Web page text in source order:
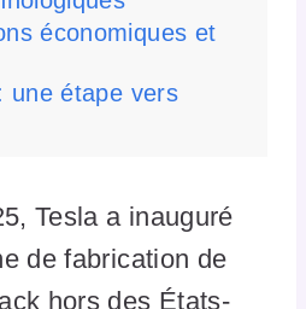
économiques et
une étape vers
Tesla a inauguré
de fabrication de
hors des États-